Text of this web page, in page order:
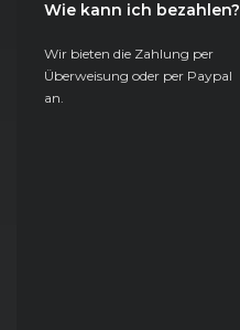
Wie kann ich bezahlen?
Wir bieten die Zahlung per
Überweisung oder per Paypal
an.